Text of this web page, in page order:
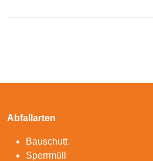
Abfallarten
Bauschutt
Sperrmüll